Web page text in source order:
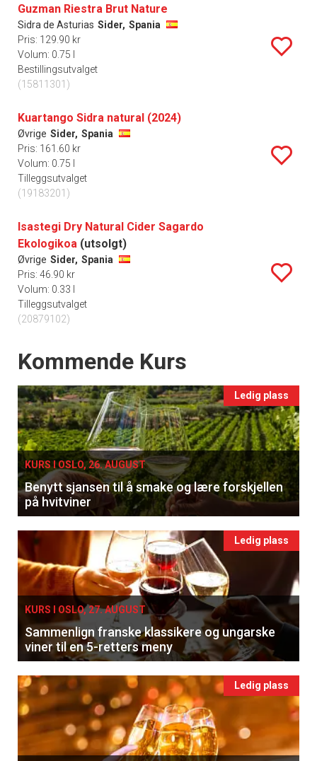
Guzman Riestra Brut Nature
Sidra de Asturias Sider, Spania
Pris: 129.90 kr
Volum: 0.75 l
Bestillingsutvalget
(15811301)
Kuartango Sidra natural (2024)
Øvrige Sider, Spania
Pris: 161.60 kr
Volum: 0.75 l
Tilleggsutvalget
(19183201)
Isastegi Dry Natural Cider Sagardo
Ekologikoa (utsolgt)
Øvrige Sider, Spania
Pris: 46.90 kr
Volum: 0.33 l
Tilleggsutvalget
(20879102)
Events
Kommende Kurs
Ledig plass
KURS I OSLO, 26. AUGUST
Benytt sjansen til å smake og lære forskjellen
på hvitviner
Ledig plass
KURS I OSLO, 27. AUGUST
Sammenlign franske klassikere og ungarske
viner til en 5-retters meny
Ledig plass